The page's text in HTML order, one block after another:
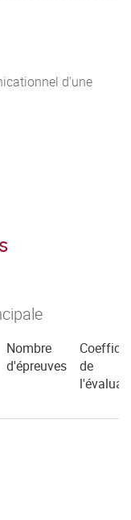
d'une
Nombre
d'épreuves
de